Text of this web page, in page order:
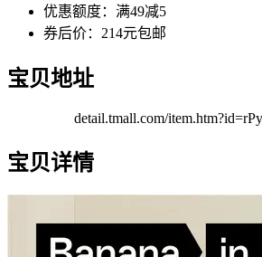
优惠额度：满49减5
券后价：214元包邮
宝贝地址
detail.tmall.com/
宝贝详情